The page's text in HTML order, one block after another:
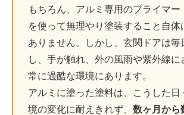
もちろん、アルミ専用のプライマー
を使って無理やり塗装すること自体
ありません。しかし、玄関ドアは毎
し、手が触れ、外の風雨や紫外線に
常に過酷な環境にあります。
アルミに塗った塗料は、こうした日
境の変化に耐えきれず、 数ヶ月から